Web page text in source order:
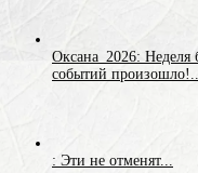
Оксана_2026: Неделя
событий произошло!...
: Эти не отменят...